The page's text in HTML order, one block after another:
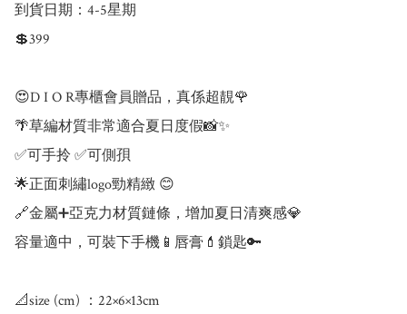
到貨日期：4-5星期
💲399
😍D I O R專櫃會員贈品，真係超靚🌹
🌴草編材質非常適合夏日度假📸✨
✅可手拎 ✅可側孭
🌟正面刺繡logo勁精緻 😊
🔗金屬➕亞克力材質鏈條，增加夏日清爽感💎
容量適中，可裝下手機📱唇膏💄鎖匙🔑
📐size (cm) ：22×6×13cm